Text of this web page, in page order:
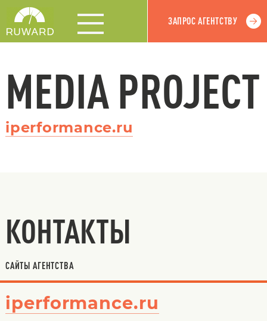
ЗАПРОС АГЕНТСТВУ
MEDIA PROJECT
iperformance.ru
КОНТАКТЫ
САЙТЫ АГЕНТСТВА
iperformance.ru